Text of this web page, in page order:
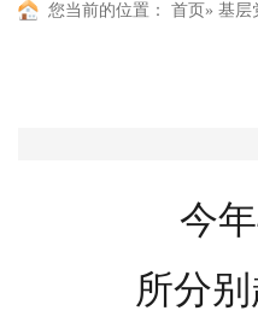
您当前的位置： 首页 » 基层
今
所分